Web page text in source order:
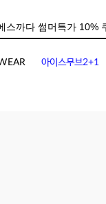
아이스무브2+1